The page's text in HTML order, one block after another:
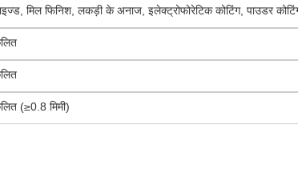
मिल फिनिश, लकड़ी के अनाज, इलेक्ट्रोफोरेटिक कोटिंग, पाउडर
(≥0.8 मिमी)